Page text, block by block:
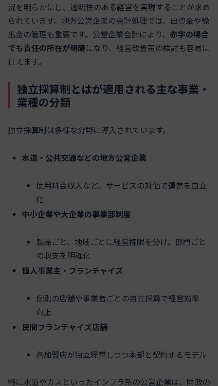
況を明らかにし、透明性のある経営を実現することが求め
られています。地方公営企業の会計処理では、出資金や繰
出金の管理も重要です。公営企業会計により、 赤字の場合
でも責任の所在が明確になり、経営改善策の検討も容易に
行えます。
独立採算制とはが適用される主な事業・
業種の分類
独立採算制は多様な分野に導入されています。
水道・公共交通などの地方公営企業
使用料金収入など、サービスの対価で運営を自立
化
中小企業や大企業の事業部制度
製品ごと、地域ごとに経営権限を分け、部門ごと
の収支を明確化
個人事業主・フランチャイズ
個別の店舗や事業者ごとの自立採算で経営効率
向上
民間フランチャイズ店舗
各加盟店が独立経営しつつ本部と契約するモデル
特に水道やガスといったインフラ系の公営企業は、財政の